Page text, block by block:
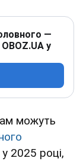
—
у
можуть
2025 році,